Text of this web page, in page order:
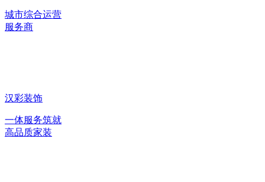
城市综合运营
服务商
汉彩装饰
一体服务筑就
高品质家装